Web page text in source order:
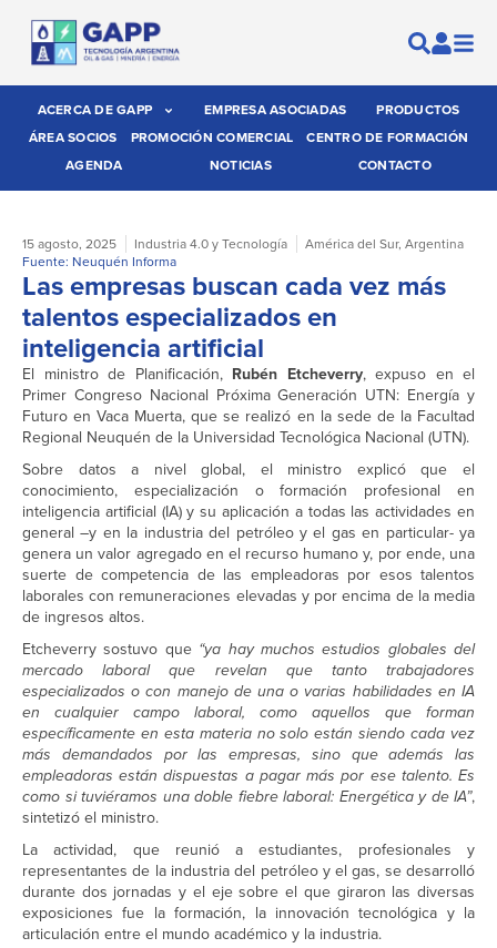
ACERCA DE GAPP EMPRESA ASOCIADAS
PRODUCTOS
ÁREA SOCIOS
PROMOCIÓN COMERCIAL
CENTRO DE FORMACIÓN
AGENDA
NOTICIAS CONTACTO
15 agosto, 2025 Industria 4.0 y Tecnología América del Sur, Argentina
Fuente: Neuquén Informa
Las empresas buscan cada vez más
talentos especializados en
inteligencia artificial
El ministro de Planificación, Rubén Etcheverry, expuso en el
Primer Congreso Nacional Próxima Generación UTN: Energía y
Futuro en Vaca Muerta, que se realizó en la sede de la Facultad
Regional Neuquén de la Universidad Tecnológica Nacional (UTN).
Sobre datos a nivel global, el ministro explicó que el
conocimiento, especialización o formación profesional en
inteligencia artificial (IA) y su aplicación a todas las actividades en
general –y en la industria del petróleo y el gas en particular- ya
genera un valor agregado en el recurso humano y, por ende, una
suerte de competencia de las empleadoras por esos talentos
laborales con remuneraciones elevadas y por encima de la media
de ingresos altos.
Etcheverry sostuvo que “ya hay muchos estudios globales del
mercado laboral que revelan que tanto trabajadores
especializados o con manejo de una o varias habilidades en IA
en cualquier campo laboral, como aquellos que forman
específicamente en esta materia no solo están siendo cada vez
más demandados por las empresas, sino que además las
empleadoras están dispuestas a pagar más por ese talento. Es
como si tuviéramos una doble fiebre laboral: Energética y de IA”,
sintetizó el ministro.
La actividad, que reunió a estudiantes, profesionales y
representantes de la industria del petróleo y el gas, se desarrolló
durante dos jornadas y el eje sobre el que giraron las diversas
exposiciones fue la formación, la innovación tecnológica y la
articulación entre el mundo académico y la industria.